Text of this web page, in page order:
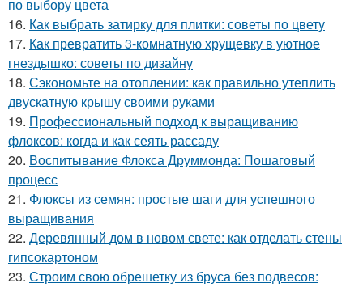
по выбору цвета
16. Как выбрать затирку для плитки: советы по цвету
17. Как превратить 3-комнатную хрущевку в уютное
гнездышко: советы по дизайну
18. Сэкономьте на отоплении: как правильно утеплить
двускатную крышу своими руками
19. Профессиональный подход к выращиванию
флоксов: когда и как сеять рассаду
20. Воспитывание Флокса Друммонда: Пошаговый
процесс
21. Флоксы из семян: простые шаги для успешного
выращивания
22. Деревянный дом в новом свете: как отделать стены
гипсокартоном
23. Строим свою обрешетку из бруса без подвесов: